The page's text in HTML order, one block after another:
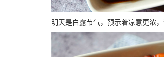
明天是白露节气，预示着凉意更浓